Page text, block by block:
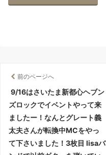
前のページへ
9/16はさいたま新都心ヘブン
ズロックでイベントやって来
ましたー！なんとグレート義
太夫さんが転換中MCをやっ
て下さいました！3枚目 lisaバ